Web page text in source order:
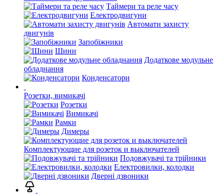
Таймери та реле часу
Електродвигуни
Автомати захисту
двигунів
Запобіжники
Шини
Додаткове модульне
обладнання
Конденсатори
Розетки, вимикачі
Розетки
Вимикачі
Рамки
Димеры
Комплектующие для розеток и выключателей
Подовжувачі та трійники
Електровилки, колодки
Дверні дзвоники